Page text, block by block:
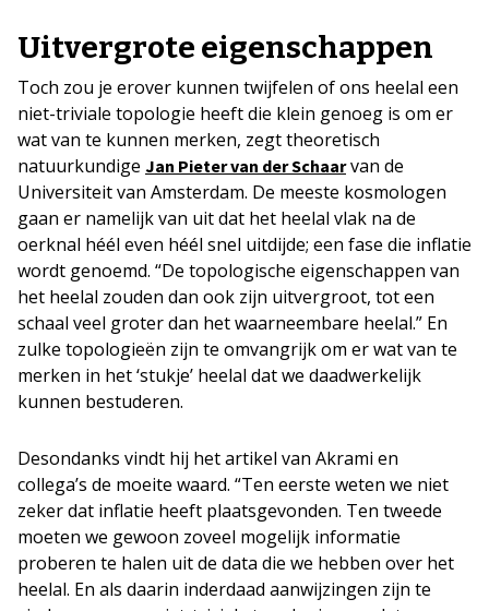
Uitvergrote eigenschappen
Toch zou je erover kunnen twijfelen of ons heelal een
niet-triviale topologie heeft die klein genoeg is om er
wat van te kunnen merken, zegt theoretisch
natuurkundige Jan Pieter van der Schaarvan de
Universiteit van Amsterdam. De meeste kosmologen
gaan er namelijk van uit dat het heelal vlak na de
oerknal héél even héél snel uitdijde; een fase die inflatie
wordt genoemd. “De topologische eigenschappen van
het heelal zouden dan ook zijn uitvergroot, tot een
schaal veel groter dan het waarneembare heelal.” En
zulke topologieën zijn te omvangrijk om er wat van te
merken in het ‘stukje’ heelal dat we daadwerkelijk
kunnen bestuderen.
Desondanks vindt hij het artikel van Akrami en
collega’s de moeite waard. “Ten eerste weten we niet
zeker dat inflatie heeft plaatsgevonden. Ten tweede
moeten we gewoon zoveel mogelijk informatie
proberen te halen uit de data die we hebben over het
heelal. En als daarin inderdaad aanwijzingen zijn te